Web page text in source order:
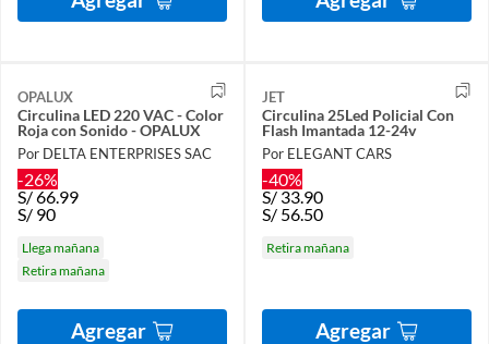
OPALUX
Circulina LED 220 VAC - Color
Roja con Sonido - OPALUX
Por DELTA ENTERPRISES SAC
-26%
S/66.99
S/ 90
Llega mañana
Retira mañana
Agregar
JET
Circulina 25Led Policial Con
Flash Imantada 12-24v
Por ELEGANT CARS
-40%
S/33.90
S/ 56.50
Retira mañana
Agregar